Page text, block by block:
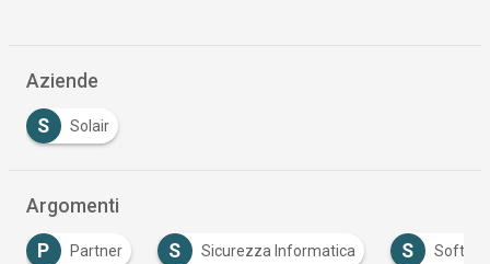
Aziende
S Solair
Argomenti
P Partner S Sicurezza Informatica S